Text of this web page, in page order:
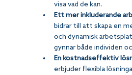
visa vad de kan.
Ett mer inkluderande
bidrar till att skapa en
och dynamisk
gynnar både individen
En kostnadseffektiv
erbjuder flexibla